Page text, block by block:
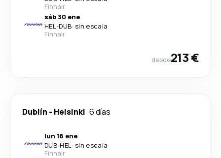
Finnair
sáb 30 ene
HEL-DUB· sin escala
Finnair
desde213 €
Dublín - Helsinki 6 días
lun 18 ene
DUB-HEL· sin escala
Finnair